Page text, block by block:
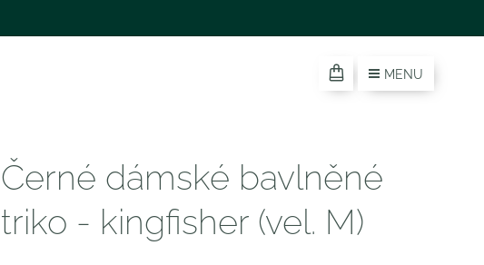
MENU
Černé dámské bavlněné
triko - kingfisher (vel. M)